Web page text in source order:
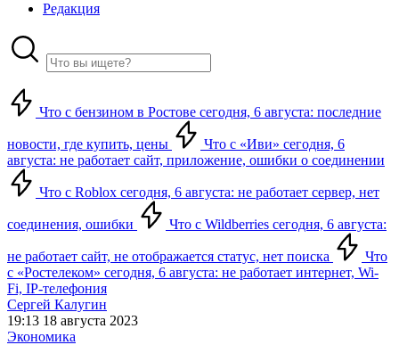
Редакция
Что с бензином в Ростове сегодня, 6 августа: последние
новости, где купить, цены
Что с «Иви» сегодня, 6
августа: не работает сайт, приложение, ошибки о соединении
Что с Roblox сегодня, 6 августа: не работает сервер, нет
соединения, ошибки Что с Wildberries сегодня, 6 августа:
не работает сайт, не отображается статус, нет поиска
Что
с «Ростелеком» сегодня, 6 августа: не работает интернет, Wi-
Fi, IP-телефония
Сергей Калугин
19:13 18 августа 2023
Экономика